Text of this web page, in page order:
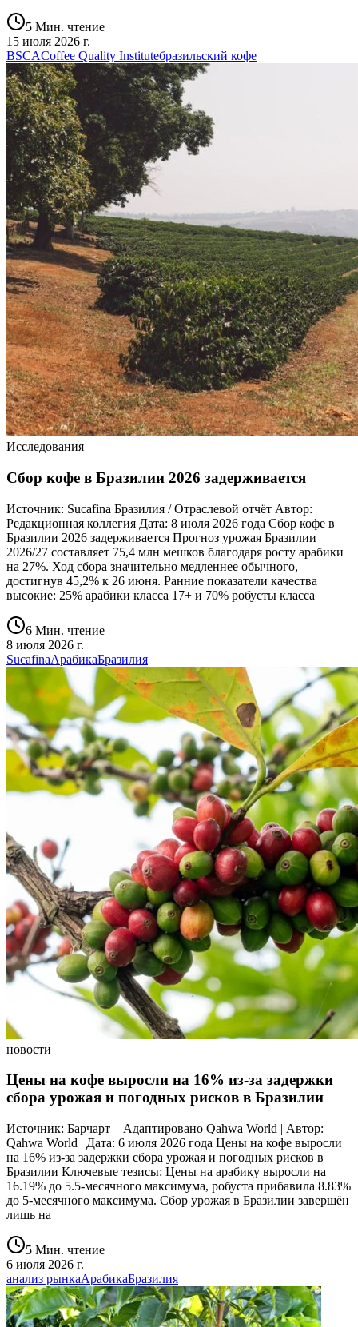
5 Мин. чтение
15 июля 2026 г.
BSCACoffee Quality Instituteбразильский кофе
Исследования
Сбор кофе в Бразилии 2026 задерживается
Источник: Sucafina Бразилия / Отраслевой отчёт Автор:
Редакционная коллегия Дата: 8 июля 2026 года Сбор кофе в
Бразилии 2026 задерживается Прогноз урожая Бразилии
2026/27 составляет 75,4 млн мешков благодаря росту арабики
на 27%. Ход сбора значительно медленнее обычного,
достигнув 45,2% к 26 июня. Ранние показатели качества
высокие: 25% арабики класса 17+ и 70% робусты класса
6 Мин. чтение
8 июля 2026 г.
SucafinaАрабикаБразилия
новости
Цены на кофе выросли на 16% из-за задержки
сбора урожая и погодных рисков в Бразилии
Источник: Барчарт – Адаптировано Qahwa World | Автор:
Qahwa World | Дата: 6 июля 2026 года Цены на кофе выросли
на 16% из-за задержки сбора урожая и погодных рисков в
Бразилии Ключевые тезисы: Цены на арабику выросли на
16.19% до 5.5-месячного максимума, робуста прибавила 8.83%
до 5-месячного максимума. Сбор урожая в Бразилии завершён
лишь на
5 Мин. чтение
6 июля 2026 г.
анализ рынкаАрабикаБразилия